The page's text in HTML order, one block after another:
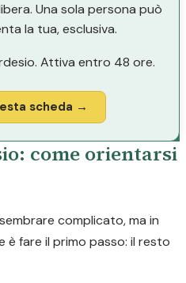
Una sola persona può
la tua, esclusiva.
Attiva entro 48 ore.
scheda →
come orientarsi
complicato, ma in
fare il primo passo: il resto